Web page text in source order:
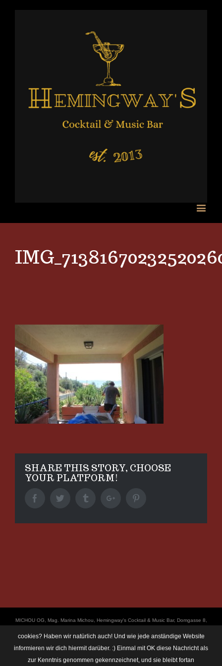
SHARE THIS STORY, CHOOSE
YOUR PLATFORM!
FacebookTwitter TumblrGoogle+
ΜICHOU OG, Mag. Marina Michou, Hemingway's Cocktail & Music Bar, Domgasse 8,
https://linz.bar/marinamichou/ Telefon: 0650 6101820, E-Mail: hemingway@linz.bar,
Öffnungszeiten: Di - Do: 17:30 - 01:00 Uhr, Fr + Sa: 17:30 - 03:00 Uhr. Im Rahmen
unserer Veranstaltungen machen wir immer wieder mal Fotos und Videos. Das
cookies? Haben wir natürlich auch! Und wie jede anständige Website
informieren wir dich hiermit darüber. :) Einmal mit OK diese Nachricht als
zur Kenntnis genommen gekennzeichnet, und sie bleibt fortan